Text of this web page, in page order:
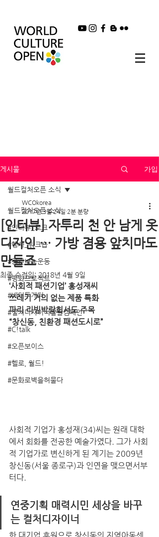
게시물 가입
월드컬처오픈 소식
#인터뷰_토크
#행사_워크숍
#공간나눔운동
#평화프로젝트
#베터투게더
#컬처디자이너발굴캠페인
#C!talk
#오픈보이스
#헬로, 월드!
#문화로벽을허물다
월드컬처오픈 소식
[인터뷰] 자투리 천 안 남게 옷
디자인 … 가방 겸용 앞치마도
만들죠
WCOkorea
2017년 3월 24일 2분 분량
최종 수정일:2018년 4월 9일
‘사회적 패션기업’ 홍성재씨
쓰레기 거의 없는 제품 특화
파리 리빙박람회서도 주목
“창신동, 친환경 패션도시로”
사회적 기업가 홍성재(34)씨는 원래 대학
에서 회화를 전공한 예술가였다. 그가 사회
적 기업가로 변신하게 된 계기는 2009년
창신동(서울 종로구)과 인연을 맺으면서부
터다.
연중기획 매력시민 세상을 바꾸
는 컬처디자이너